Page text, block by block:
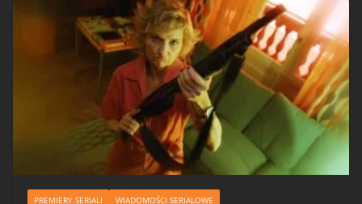
PREMIERY SERIALI WIADOMOŚCI SERIALOWE